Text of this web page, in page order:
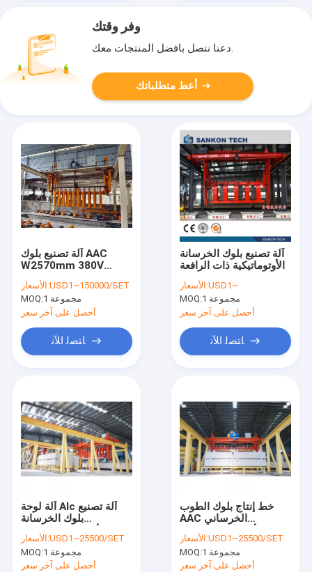
وفر وقتك
دعنا نتصل بأفضل المنتجات معك.
أعط متطلباتك
آلة تصنيع بلوك AAC
W2570mm 380V
للخرسانة النهائية
الأسعار:USD1~150000/SET
MOQ:
1 مجموعة
أحصل على آخر سعر
ﺎﺘﺼﻟ ﺍﻶﻧ
آلة تصنيع بلوك الخرسانة
الأوتوماتيكية ذات الرافعة
الأسعار:USD1~
MOQ:
1 مجموعة
أحصل على آخر سعر
ﺎﺘﺼﻟ ﺍﻶﻧ
آلة لوحة Alc آلة تصنيع
بلوك الخرسانة
الأوتوماتيكية الكاملة AAC
لخط إنتاج الطوب AAC
للخرسانة النهائية
الأسعار:USD1~25500/SET
MOQ:
1 مجموعة
أحصل على آخر سعر
خط إنتاج بلوك الطوب
AAC الخرساني
الأوتوماتيكي الكامل
ماكينة تصنيع آلة المنتج
النهائي للبناء
الأسعار:USD1~25500/SET
MOQ:
1 مجموعة
أحصل على آخر سعر